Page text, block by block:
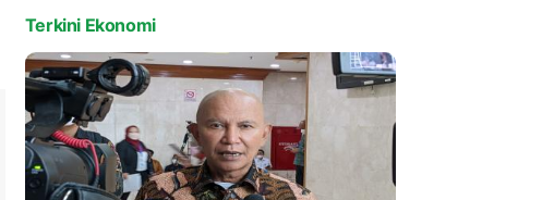
Terkini Ekonomi